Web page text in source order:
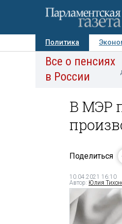
Политика
Авторы Персоны
Все о пенсиях
в России
В МЭР
Поделиться
10.04.2021 16:10
Автор: Юлия